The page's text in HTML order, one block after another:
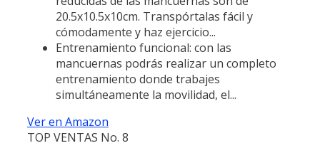
20.5x10.5x10cm. Transpórtalas fácil y
cómodamente y haz ejercicio...
Entrenamiento funcional: con las
mancuernas podrás realizar un completo
entrenamiento donde trabajes
simultáneamente la movilidad, el...
Ver en Amazon
TOP VENTAS No. 8